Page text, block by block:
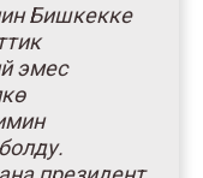
Бишкекке
эмес